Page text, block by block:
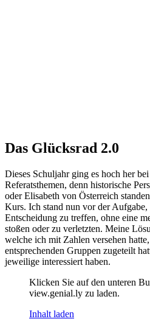
Das Glücksrad 2.0
Dieses Schuljahr ging es hoch her
Referatsthemen, denn historische
oder Elisabeth von Österreich
Kurs. Ich stand nun vor der Aufgabe,
Entscheidung zu treffen, ohne eine
stoßen oder zu verletzten. Meine
welche ich mit Zahlen versehen
entsprechenden Gruppen zugeteilt
jeweilige interessiert haben.
Klicken Sie auf den unteren
view.genial.ly zu laden.
Inhalt laden